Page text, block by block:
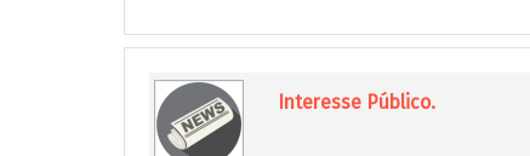
Interesse Público.